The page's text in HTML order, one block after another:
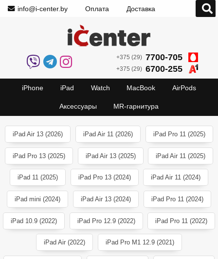
info@i-center.by Оплата Доставка
+375 (29) 7700-705
+375 (29) 6700-255
iPhone iPad Watch MacBook AirPods
Аксессуары MR-гарнитура
iPad Air 13 (2026) iPad Air 11 (2026) iPad Pro 11 (2025)
iPad Pro 13 (2025) iPad Air 13 (2025) iPad Air 11 (2025)
iPad 11 (2025) iPad Pro 13 (2024) iPad Air 11 (2024)
iPad mini (2024) iPad Air 13 (2024) iPad Pro 11 (2024)
iPad 10.9 (2022) iPad Pro 12.9 (2022) iPad Pro 11 (2022)
iPad Air (2022) iPad Pro M1 12.9 (2021)